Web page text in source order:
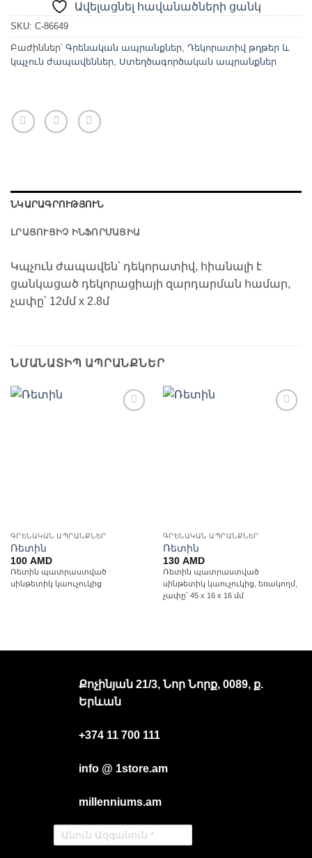
Ավելացնել հավանածների ցանկ
SKU: C-86649
Բաժիններ՝ Գրենական ապրանքներ, Դեկորատիվ թղթեր և
կպչուն ժապավեններ, Ստեղծագործական ապրանքներ
ՆԿԱՐԱԳՐՈՒԹՅՈՒՆ
ԼՐԱՑՈՒՑԻՉ ԻՆՖՈՐՄԱՑԻԱ
Կպչուն ժապավեն՝ դեկորատիվ, հիանալի է
ցանկացած դեկորացիայի զարդարման համար,
չափը՝ 12մմ x 2.8մ
ՆՄԱՆԱՏԻՊ ԱՊՐԱՆՔՆԵՐ
ԳՐԵՆԱԿԱՆ ԱՊՐԱՆՔՆԵՐ
Ռետին
100 AMD
Ռետին պատրաստված
սինթետիկ կաուչուկից
ԳՐԵՆԱԿԱՆ ԱՊՐԱՆՔՆԵՐ
Ռետին
130 AMD
Ռետին պատրաստված
սինթետիկ կաուչուկից, եռակողմ,
չափը՝ 45 x 16 x 16 մմ
Քոչինյան 21/3, Նոր Նորք, 0089, ք.
Երևան
+374 11 700 111
info @ 1store.am
millenniums.am